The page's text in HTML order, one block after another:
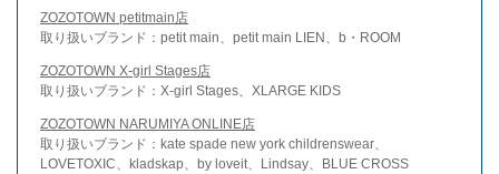
ZOZOTOWN petitmain店
取り扱いブランド：petit main、petit main LIEN、b・ROOM
ZOZOTOWN X-girl Stages店
取り扱いブランド：X-girl Stages、XLARGE KIDS
ZOZOTOWN NARUMIYA ONLINE店
取り扱いブランド：kate spade new york childrenswear、
LOVETOXIC、kladskap、by loveit、Lindsay、BLUE CROSS